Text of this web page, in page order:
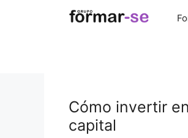
Cómo invertir
capital